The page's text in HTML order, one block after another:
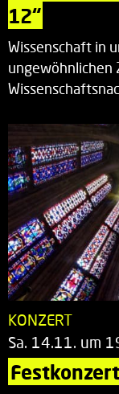
12“
Wissenschaft in
ungewöhnlichen
KONZERT
Sa. 14.11. um
Festkonzert